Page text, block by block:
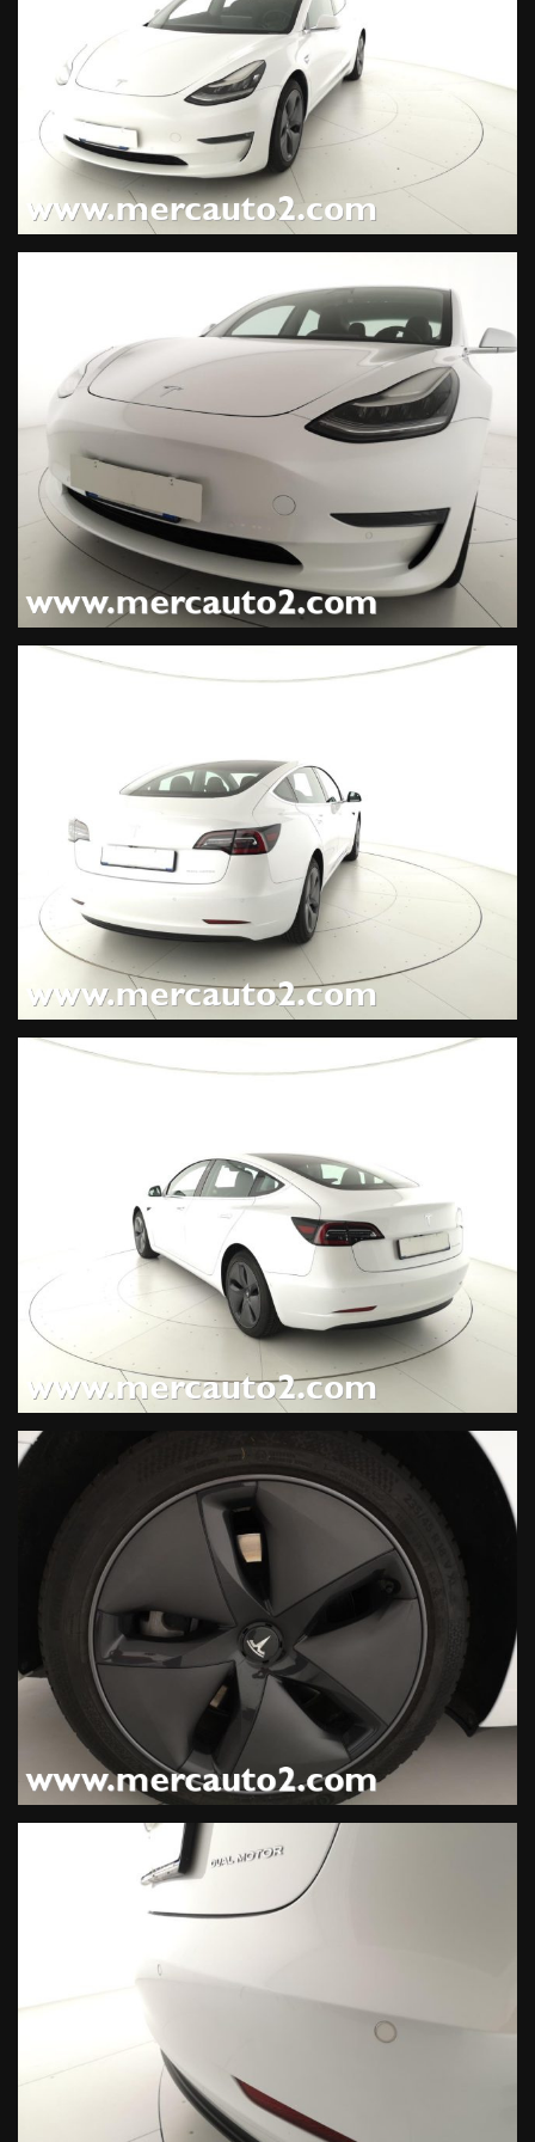
Monitoraggiopressionepneumatici, Hillholder,
Airbagposteriore, Airbagtesta, Vetrioscurati, Blindspotmonitor,
Controlloelettronicodellacorsia, Frenatademergenzaassistita,
Fari Xenon,
DOTAZIONI EXTRA:
Bianco Pastello, Nero Tessuto, Nero Tessuto,